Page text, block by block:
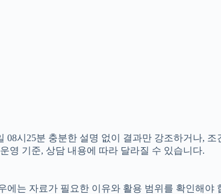
시25분 충분한 설명 없이 결과만 강조하거나,
영 기준, 상담 내용에 따라 달라질 수 있습니다.
는 자료가 필요한 이유와 활용 범위를 확인해야